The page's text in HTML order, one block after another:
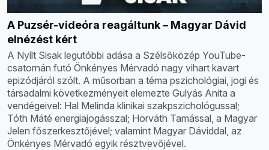
A Puzsér-videóra reagáltunk – Magyar Dávid
elnézést kért
A Nyílt Sisak legutóbbi adása a Szélsőközép YouTube-
csatornán futó Önkényes Mérvadó nagy vihart kavart
epizódjáról szólt. A műsorban a téma pszichológiai, jogi és
társadalmi következményeit elemezte Gulyás Anita a
vendégeivel: Hal Melinda klinikai szakpszichológussal;
Tóth Máté energiajogásszal; Horváth Tamással, a Magyar
Jelen főszerkesztőjével; valamint Magyar Dáviddal, az
Önkényes Mérvadó egyik résztvevőjével.